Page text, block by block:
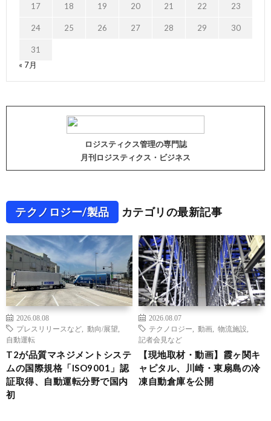
17 18 19 20 21 22 23
24 25 26 27 28 29 30
31
« 7月
ロジスティクス管理の専門誌
月刊ロジスティクス・ビジネス
テクノロジー/製品 カテゴリの最新記事
2026.08.08
プレスリリースなど
動向/展望
自動運転
T2が品質マネジメントシステ
ムの国際規格「ISO9001」認
証取得、自動運転分野で国内
初
2026.08.07
テクノロジー
動画 物流施設
記者会見など
【現地取材・動画】霞ヶ関キ
ャピタル、川崎・東扇島の冷
凍自動倉庫を公開